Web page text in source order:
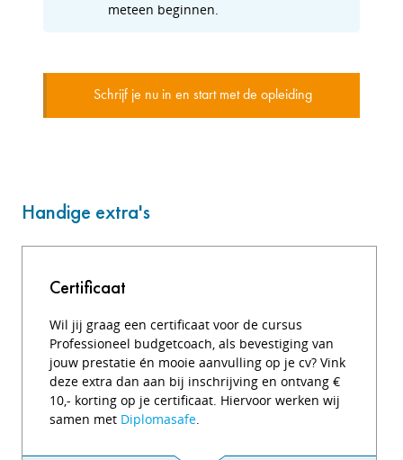
meteen beginnen.
Schrijf je nu in en start met de opleiding
Handige extra's
Certificaat
Wil jij graag een certificaat voor de cursus
Professioneel budgetcoach, als bevestiging van
jouw prestatie én mooie aanvulling op je cv? Vink
deze extra dan aan bij inschrijving en ontvang €
10,- korting op je certificaat. Hiervoor werken wij
samen met Diplomasafe.